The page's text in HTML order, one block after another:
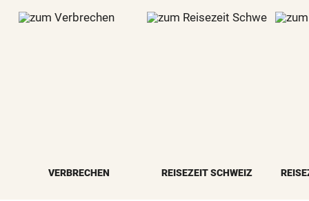
VERBRECHEN REISEZEIT SCHWEIZ